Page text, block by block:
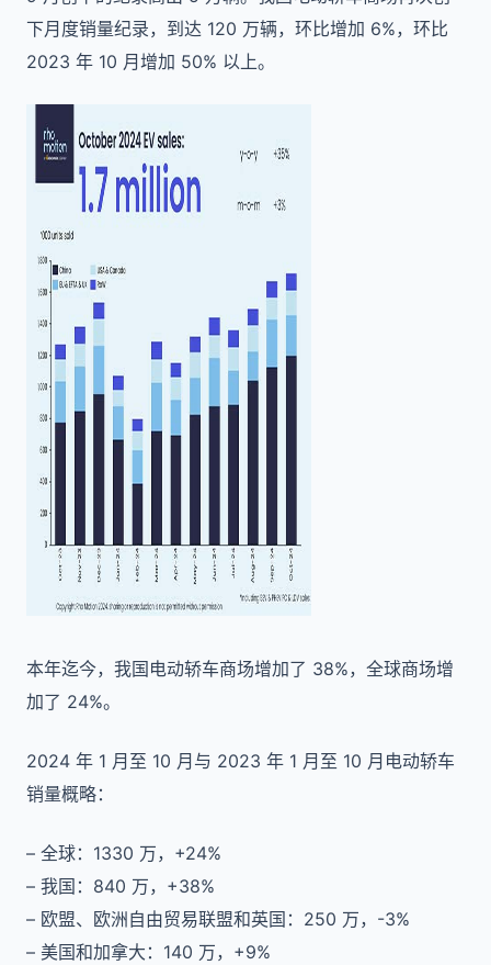
下月度销量纪录，到达 120 万辆，环比增加 6%，环比
2023 年 10 月增加 50% 以上。
本年迄今，我国电动轿车商场增加了 38%，全球商场增
加了 24%。
2024 年 1 月至 10 月与 2023 年 1 月至 10 月电动轿车
销量概略：
– 全球：1330 万，+24%
– 我国：840 万，+38%
– 欧盟、欧洲自由贸易联盟和英国：250 万，-3%
– 美国和加拿大：140 万，+9%